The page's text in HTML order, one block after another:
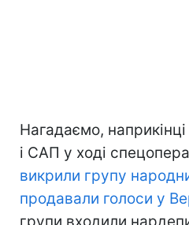
Нагадаємо,
і САП у ході
викрили групу
продавали голоси у
групи входили